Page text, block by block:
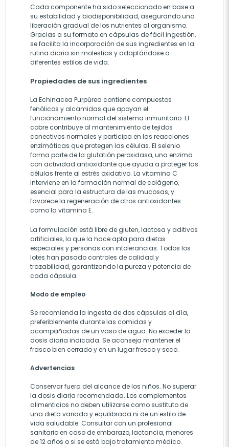
Cada componente ha sido seleccionado en base a
su estabilidad y biodisponibilidad, asegurando una
liberación gradual de los nutrientes al organismo.
Gracias a su formato en cápsulas de fácil ingestión,
se facilita la incorporación de sus ingredientes en la
rutina diaria sin molestias y adaptándose a
diferentes estilos de vida.
Propiedades de sus ingredientes
La Echinacea Purpúrea contiene compuestos
fenólicos y alcamidas que apoyan el
funcionamiento normal del sistema inmunitario. El
cobre contribuye al mantenimiento de tejidos
conectivos normales y participa en las reacciones
enzimáticas que protegen las células. El selenio
forma parte de la glutatión peroxidasa, una enzima
con actividad antioxidante que ayuda a proteger las
células frente al estrés oxidativo. La vitamina C
interviene en la formación normal de colágeno,
esencial para la estructura de las mucosas, y
favorece la regeneración de otros antioxidantes
como la vitamina E.
La formulación está libre de gluten, lactosa y aditivos
artificiales, lo que la hace apta para dietas
especiales y personas con intolerancias. Todos los
lotes han pasado controles de calidad y
trazabilidad, garantizando la pureza y potencia de
cada cápsula.
Modo de empleo
Se recomienda la ingesta de dos cápsulas al día,
preferiblemente durante las comidas y
acompañadas de un vaso de agua. No exceder la
dosis diaria indicada. Se aconseja mantener el
frasco bien cerrado y en un lugar fresco y seco.
Advertencias
Conservar fuera del alcance de los niños. No superar
la dosis diaria recomendada. Los complementos
alimenticios no deben utilizarse como sustituto de
una dieta variada y equilibrada ni de un estilo de
vida saludable. Consultar con un profesional
sanitario en caso de embarazo, lactancia, menores
de 12 años o si se está bajo tratamiento médico.